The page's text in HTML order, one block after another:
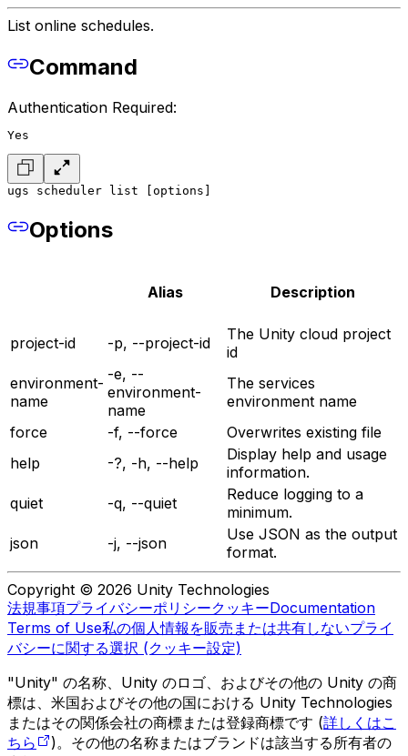
List online schedules.
Command
Authentication Required:
Yes
ugs scheduler list [options]
Options
Alias Description
project-id -p, --project-id
The Unity cloud project
id
environment-
name
-e, --
environment-
name
The services
environment name
force
-f, --force
Overwrites existing file
help
-?, -h, --help
Display help and usage
information.
quiet
-q, --quiet
Reduce logging to a
minimum.
json
-j, --json
Use JSON as the output
format.
Copyright © 2026 Unity Technologies
法規事項プライバシーポリシークッキーDocumentation
Terms of Use私の個人情報を販売または共有しないプライ
バシーに関する選択 (クッキー設定)
"Unity" の名称、Unity のロゴ、およびその他の Unity の商
標は、米国およびその他の国における Unity Technologies
またはその関係会社の商標または登録商標です (詳しくはこ
ちら
)。その他の名称またはブランドは該当する所有者の